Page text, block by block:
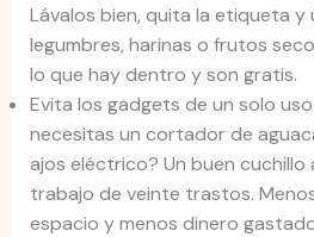
Lávalos bien, quita la etiqueta y
legumbres, harinas o frutos
lo que hay dentro y son gratis.
Evita los gadgets de un solo
necesitas un cortador de
ajos eléctrico? Un buen cuchillo
trabajo de veinte trastos.
espacio y menos dinero